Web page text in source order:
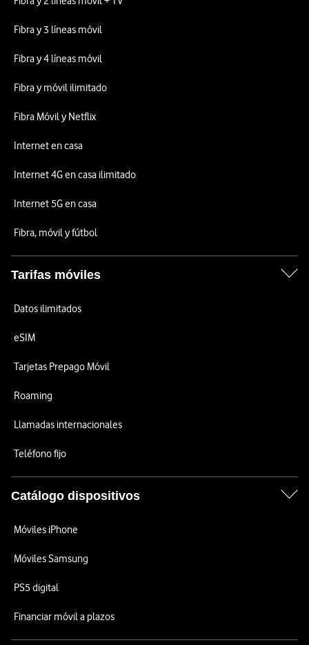
Fibra y 3 líneas móvil
Fibra y 4 líneas móvil
Fibra y móvil ilimitado
Fibra Móvil y Netflix
Internet en casa
Internet 4G en casa ilimitado
Internet 5G en casa
Fibra, móvil y fútbol
Tarifas móviles
Datos ilimitados
eSIM
Tarjetas Prepago Móvil
Roaming
Llamadas internacionales
Teléfono fijo
Catálogo dispositivos
Móviles iPhone
Móviles Samsung
PS5 digital
Financiar móvil a plazos